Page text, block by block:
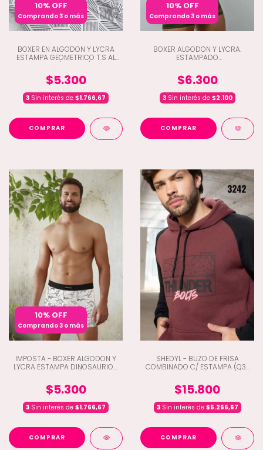
10% OFF
Comprando 3 o más
BOXER EN ALGODON Y LYCRA
ESTAMPA GEOMETRICO T.S AL
$5.300
3 Sin interés de $1.766,67
COMPRAR
10% OFF
Comprando 3 o más
BOXER ALGODON Y LYCRA.
ESTAMPADO
TONOS. (E4-2043)
$6.300
3Sin interés de $2.100
COMPRAR
10% OFF
Comprando 3 o más
IMPOSTA - BOXER ALGODON Y
LYCRA ESTAMPA DINOSAURIOS
$5.300
3 Sin interés de $1.766,67
COMPRAR
SHEDYL - BUZO DE FRISA
COMBINADO C/ ESTAMPA (Q3-
$15.800
3Sin interés de $5.266,67
COMPRAR